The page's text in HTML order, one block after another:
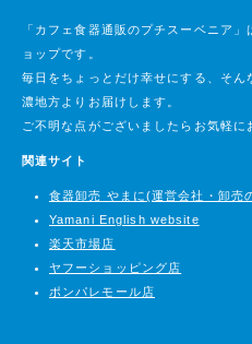
「カフェ食器通販のプチスーベニア
ョップです。
毎日をちょっとだけ幸せにする、そ
濃地方よりお届けします。
ご不明な点がございましたらお気軽に
関連サイト
食器卸売 やまに(運営会社・卸売
Yamani English website
楽天市場店
ヤフーショッピング店
ポンパレモール店